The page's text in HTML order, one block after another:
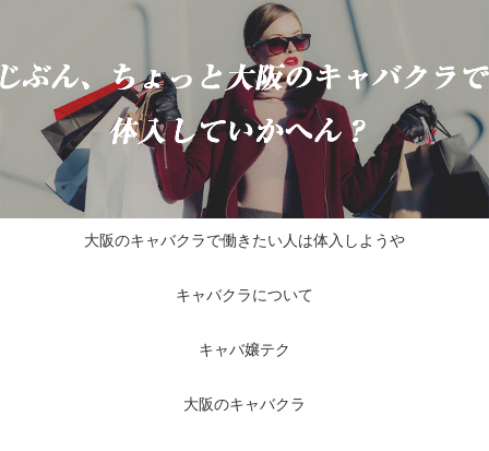
大阪のキャバクラで働きたい人は体入しようや
キャバクラについて
キャバ嬢テク
大阪のキャバクラ